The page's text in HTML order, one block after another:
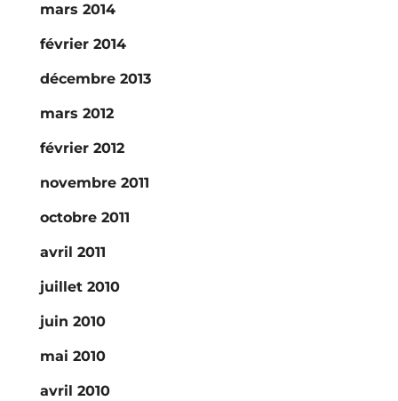
mars 2014
février 2014
décembre 2013
mars 2012
février 2012
novembre 2011
octobre 2011
avril 2011
juillet 2010
juin 2010
mai 2010
avril 2010